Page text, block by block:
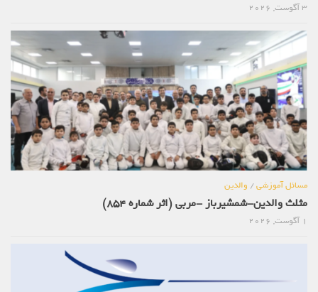
مسائل آموزشی/والدین
مثلث والدین-شمشیرباز -مربی (اثر شماره 854)